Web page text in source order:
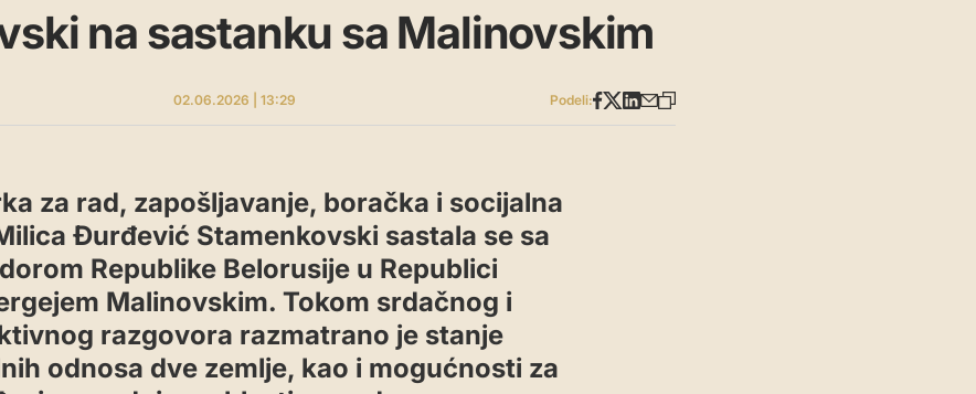
na sastanku sa Malinovskim
02.06.2026 | 13:29 Podeli:
za rad, zapošljavanje, boračka i socijalna
Đurđević Stamenkovski sastala se sa
Republike Belorusije u Republici
Malinovskim. Tokom srdačnog i
razgovora razmatrano je stanje
odnosa dve zemlje, kao i mogućnosti za